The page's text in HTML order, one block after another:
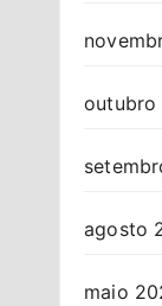
outubro
agosto
maio